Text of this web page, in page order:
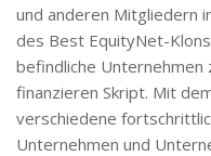
und anderen Mitgliedern
des Best EquityNet-
befindliche Unternehmen
finanzieren Skript. Mit
verschiedene
Unternehmen und